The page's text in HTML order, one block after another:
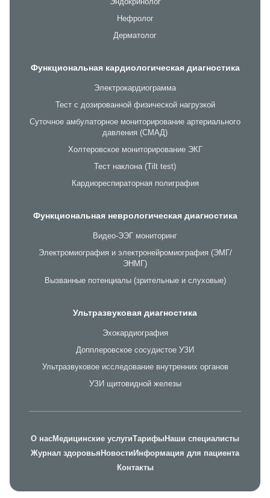
Нефролог
Дерматолог
Функциональная кардиологическая диагностика
Электрокардиограмма
Тест с дозированной физической нагрузкой
Суточное амбулаторное мониторирование артериального
давления (СМАД)
Холтеровское мониторирование ЭКГ
Тест наклона (Tilt test)
Кардиореспираторная полиграфия
Функциональная неврологическая диагностика
Видео-ЭЭГ мониторинг
Электромиография и электронейромиография (ЭМГ/
ЭНМГ)
Вызванные потенциалы (зрительные и слуховые)
Ультразвуковая диагностика
Эхокардиография
Допплеровское сосудистое УЗИ
Ультразвуковое исследование внутренних органов
УЗИ щитовидной железы
О насМедицинские услугиТарифыНаши специалисты
Журнал здоровья Новости Информация для пациента
Контакты